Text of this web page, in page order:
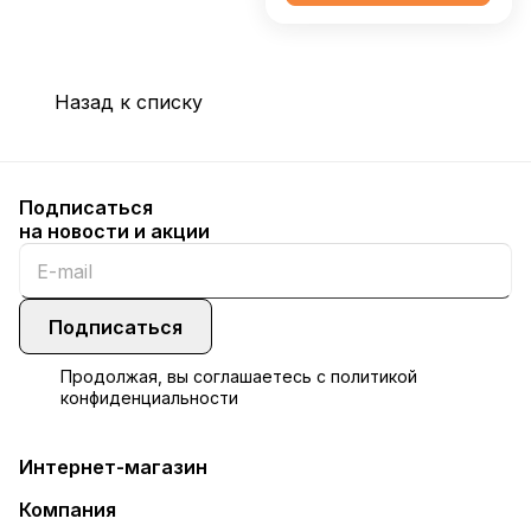
Назад к списку
Подписаться
на новости и акции
Подписаться
Продолжая, вы соглашаетесь с политикой
конфиденциальности
Интернет-магазин
Компания